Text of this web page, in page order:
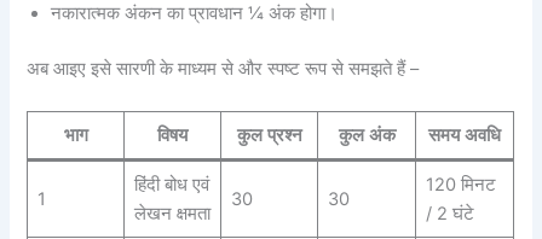
नकारात्मक अंकन का प्रावधान ¼ अंक होगा।
अब आइए इसे सारणी के माध्यम से और स्पष्ट रूप से समझते हैं –
भाग विषय कुल प्रश्न कुल अंक समय अवधि
1
हिंदी बोध एवं
लेखन क्षमता
30 30
120 मिनट
/ 2 घंटे